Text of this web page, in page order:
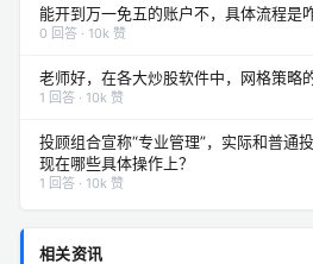
能开到万一免五的账户不，具体流程是
0 回答 · 10k 赞
老师好，在各大炒股软件中，网格策略
1 回答 · 10k 赞
投顾组合宣称“专业管理”，实际和普通
现在哪些具体操作上？
1 回答 · 10k 赞
相关资讯